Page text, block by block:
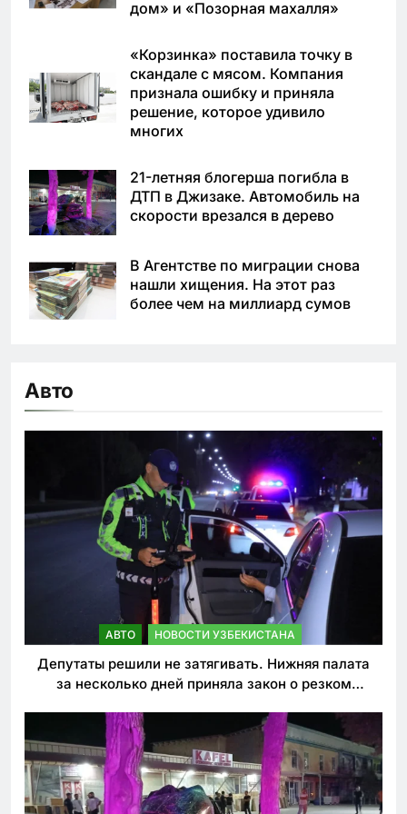
дом» и «Позорная махалля»
«Корзинка» поставила точку в
скандале с мясом. Компания
признала ошибку и приняла
решение, которое удивило
многих
21-летняя блогерша погибла в
ДТП в Джизаке. Автомобиль на
скорости врезался в дерево
В Агентстве по миграции снова
нашли хищения. На этот раз
более чем на миллиард сумов
Авто
АВТО НОВОСТИ УЗБЕКИСТАНА
Депутаты решили не затягивать. Нижняя палата
за несколько дней приняла закон о резком